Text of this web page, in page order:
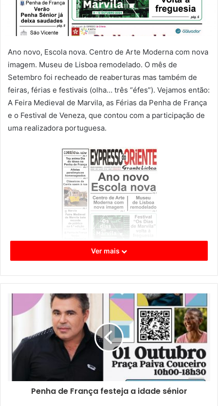
Ano novo, Escola nova. Centro de Arte Moderna com nova
imagem. Museu de Lisboa remodelado. O mês de
Setembro foi recheado de reaberturas mas também de
feiras, férias e festivais (olha… três “éfes”). Vejamos então:
A Feira Medieval de Marvila, as Férias da Penha de França
e o Festival de Veneza, que contou com a participação de
uma realizadora portuguesa.
Ainda no capítulo “Festivais”, decorreu em São Vicente o
“Colina das Artes” e está já marcado para o próximo mês
“Os dias de Marvila”. E logo no dia 1 de Outubro, dia em
que se festeja o Idoso, temos o cantor Toy num autêntico
festival
na Praça Paiva Couceiro.
Pelo meio contamos-lhe que houve distinção a atletas
Ver mais
Penha de França festeja a idade sénior